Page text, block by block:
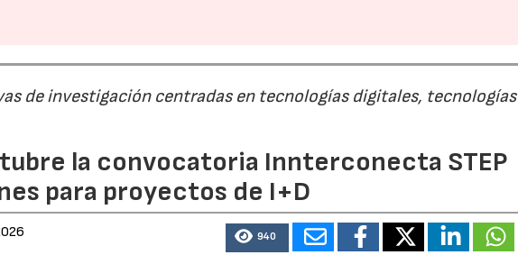
de investigación centradas en tecnologías digitales, tecnologías
la convocatoria Innterconecta STEP
para proyectos de I+D
940